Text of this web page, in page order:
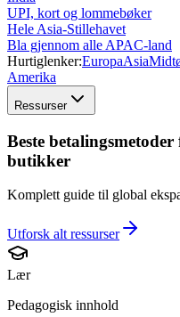
UPI, kort og lommebøker
Hele Asia-Stillehavet
Bla gjennom alle APAC-land
Hurtiglenker:EuropaAsia
Amerika
Ressurser
Beste
butikker
Komplett guide til global
Utforsk alt ressurser
Lær
Pedagogisk innhold